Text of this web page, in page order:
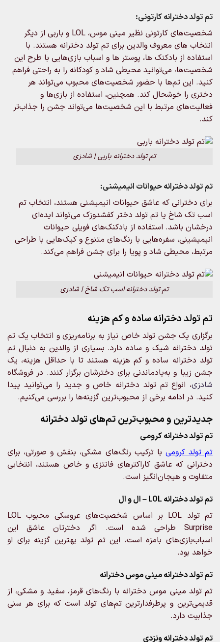
تم‌ تولد دخترانه کارتونی:
شخصیت‌های کارتونی نظیر مینی موس، LOL و باربی از دیگر
انتخاب‌ های معروف والدین برای تم تولد دخترانه هستند. با
استفاده از بادکنک‌ ها، پوستر ها و اسباب‌ بازی‌هایی با طرح این
شخصیت‌ها، می‌توانید محیطی شاد و کودکانه را به راحتی فراهم
کنید. این تم‌ها با حضور شخصیت‌های محبوب می‌تواند هر
دختری را خوشحال کند. همچنین، استفاده از بازی‌ها و
فعالیت‌های مرتبط با این شخصیت‌ها می‌تواند جشن را جذاب‌تر
کند.
تم‌ تولد دخترانه باربی | شادزی
تم‌ تولد دخترانه حیوانات انیمیشنی:
برای دخترانی که عاشق حیوانات انیمیشنی هستند، انتخاب تم
اسب تک شاخ یا تم تولد دختر کفشدوزک می‌تواند ایده‌ای
درخشان باشد. استفاده از بادکنک‌های فویلی حیوانات
انیمیشینی، سفره‌هایی با رنگ‌های متنوع و کیک‌هایی با طراحی‌
مرتبط، محیطی شاد و پویا را برای جشن فراهم می‌کند.
تم تولد دخترانه اسب تک شاخ | شادزی
تم‌ تولد دخترانه ساده و کم هزینه
برگزاری یک جشن تولد خاص نیاز به برنامه‌ریزی و انتخاب یک تم
تولد دخترانه شیک و ساده دارد. بسیاری از والدین به دنبال تم
تولد دخترانه ساده و کم هزینه هستند تا با حداقل هزینه، یک
جشن زیبا و به‌یادماندنی برای دخترشان برگزار کنند. در فروشگاه
شادزی، انواع تم تولد دخترانه خاص و جدید را می‌توانید پیدا
کنید. در ادامه برخی از محبوب‌ترین گزینه‌ها را بررسی می‌کنیم.
جدیدترین و محبوب‌ترین تم‌های تولد دخترانه
تم تولد دخترانه کرومی
تم تولد کرومی با ترکیب رنگ‌های مشکی، بنفش و صورتی، برای
دخترانی که عاشق کاراکترهای فانتزی و خاص هستند، انتخابی
متفاوت و هیجان‌انگیز است.
تم تولد دخترانه LOL – ال و ال
تم تولد LOL بر اساس شخصیت‌های عروسکی محبوب LOL
Surprise طراحی شده است. اگر دخترتان عاشق این
اسباب‌بازی‌های بامزه است، این تم تولد بهترین گزینه برای او
خواهد بود.
تم تولد دخترانه مینی موس دخترانه
تم تولد مینی موس دخترانه با رنگ‌های قرمز، سفید و مشکی، از
قدیمی‌ترین و پرطرفدارترین تم‌های تولد است که برای هر سنی
جذابیت دارد.
تم تولد دخترانه ونزدی